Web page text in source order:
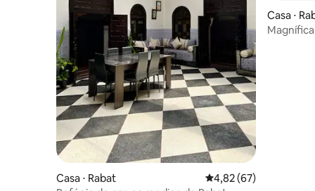
Casa ⋅ Rabat 4,82 de uma avaliação
4,82 (67)
Casa ⋅